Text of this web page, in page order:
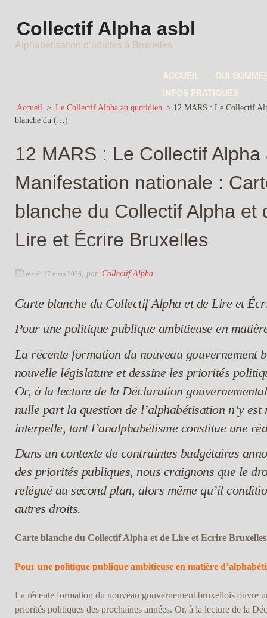
Collectif Alpha asbl
Alphabétisation d’adultes à Bruxelles
ACCUEIL
QUI
INFOS PRATIQUES
Accueil > Le Collectif Alpha au quotidien > 12 MARS : Le Collectif
blanche du (…)
12 MARS : Le Collectif Alpha
Manifestation nationale :
blanche du Collectif Alpha et
Lire et Écrire Bruxelles
mardi 17 mars 2026 par Collectif Alpha
Carte blanche du Collectif Alpha et de Lire et
Pour une politique publique ambitieuse en
La récente formation du nouveau gouvernement
nouvelle législature et dessine les priorités
Or, à la lecture de la Déclaration
nulle part la question de l’alphabétisation n’y est
interpelle, tant l’analphabétisme constitue une
Dans un contexte de contraintes budgétaires
des priorités publiques, nous craignons que le
relégué au second plan, alors même qu’il
autres droits.
Carte blanche du Collectif Alpha et de Lire et Ecrire Bruxelles
Pour une politique publique ambitieuse en matière
La récente formation du nouveau gouvernement bruxellois ouvre
priorités politiques des prochaines années. Or, à la lecture de la